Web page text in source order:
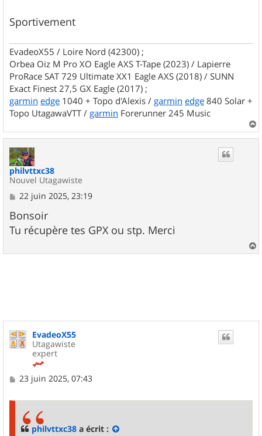
Sportivement
EvadeoX55 / Loire Nord (42300) ;
Orbea Oiz M Pro XO Eagle AXS T-Tape (2023) / Lapierre
ProRace SAT 729 Ultimate XX1 Eagle AXS (2018) / SUNN
Exact Finest 27,5 GX Eagle (2017) ;
garmin edge 1040 + Topo d'Alexis / garmin edge 840 Solar +
Topo UtagawaVTT / garmin Forerunner 245 Music
a
philvttxc38
Nouvel Utagawiste
M
s
s
a
e
22 juin 2025, 23:19
Bonsoir
Tu récupère tes GPX ou stp. Merci
a
EvadeoX55
Utagawiste
expert
M
23 juin 2025, 07:43
philvttxc38 a écrit :